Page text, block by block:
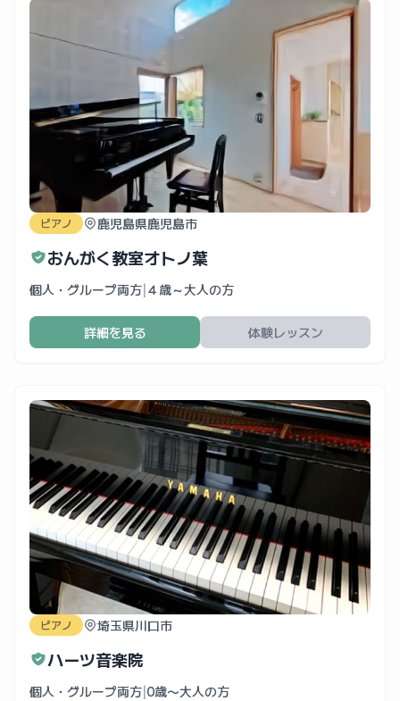
ピアノ 鹿児島県鹿児島市
おんがく教室オトノ葉
個人・グループ両方|４歳～大人の方
詳細を見る 体験レッスン
ピアノ 埼玉県川口市
ハーツ音楽院
個人・グループ両方|0歳〜大人の方